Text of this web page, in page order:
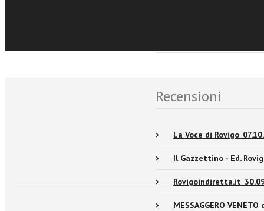
Recensioni
La Voce di
Il Gazzettino - Ed.
MESSAGGERO